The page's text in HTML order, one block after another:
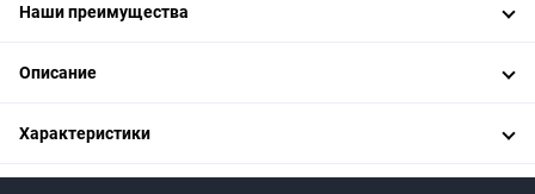
Наши преимущества
Описание
Характеристики